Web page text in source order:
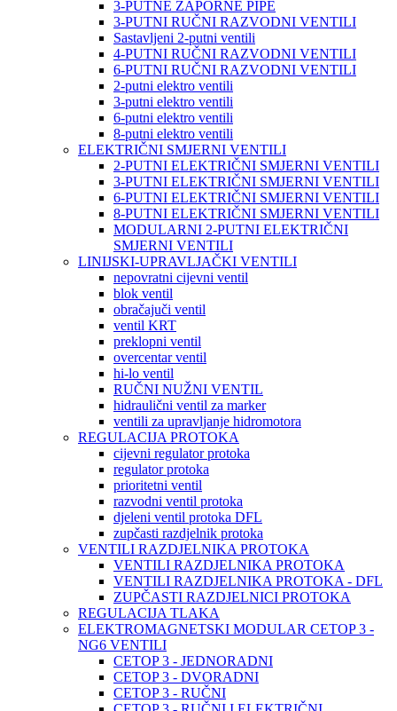
3-PUTNE ZAPORNE PIPE
3-PUTNI RUČNI RAZVODNI VENTILI
Sastavljeni 2-putni ventili
4-PUTNI RUČNI RAZVODNI VENTILI
6-PUTNI RUČNI RAZVODNI VENTILI
2-putni elektro ventili
3-putni elektro ventili
6-putni elektro ventili
8-putni elektro ventili
ELEKTRIČNI SMJERNI VENTILI
2-PUTNI ELEKTRIČNI SMJERNI VENTILI
3-PUTNI ELEKTRIČNI SMJERNI VENTILI
6-PUTNI ELEKTRIČNI SMJERNI VENTILI
8-PUTNI ELEKTRIČNI SMJERNI VENTILI
MODULARNI 2-PUTNI ELEKTRIČNI
SMJERNI VENTILI
LINIJSKI-UPRAVLJAČKI VENTILI
nepovratni cijevni ventil
blok ventil
obračajuči ventil
ventil KRT
preklopni ventil
overcentar ventil
hi-lo ventil
RUČNI NUŽNI VENTIL
hidraulični ventil za marker
ventili za upravljanje hidromotora
REGULACIJA PROTOKA
cijevni regulator protoka
regulator protoka
prioritetni ventil
razvodni ventil protoka
djeleni ventil protoka DFL
zupčasti razdjelnik protoka
VENTILI RAZDJELNIKA PROTOKA
VENTILI RAZDJELNIKA PROTOKA
VENTILI RAZDJELNIKA PROTOKA - DFL
ZUPČASTI RAZDJELNICI PROTOKA
REGULACIJA TLAKA
ELEKTROMAGNETSKI MODULAR CETOP 3 -
NG6 VENTILI
CETOP 3 - JEDNORADNI
CETOP 3 - DVORADNI
CETOP 3 - RUČNI